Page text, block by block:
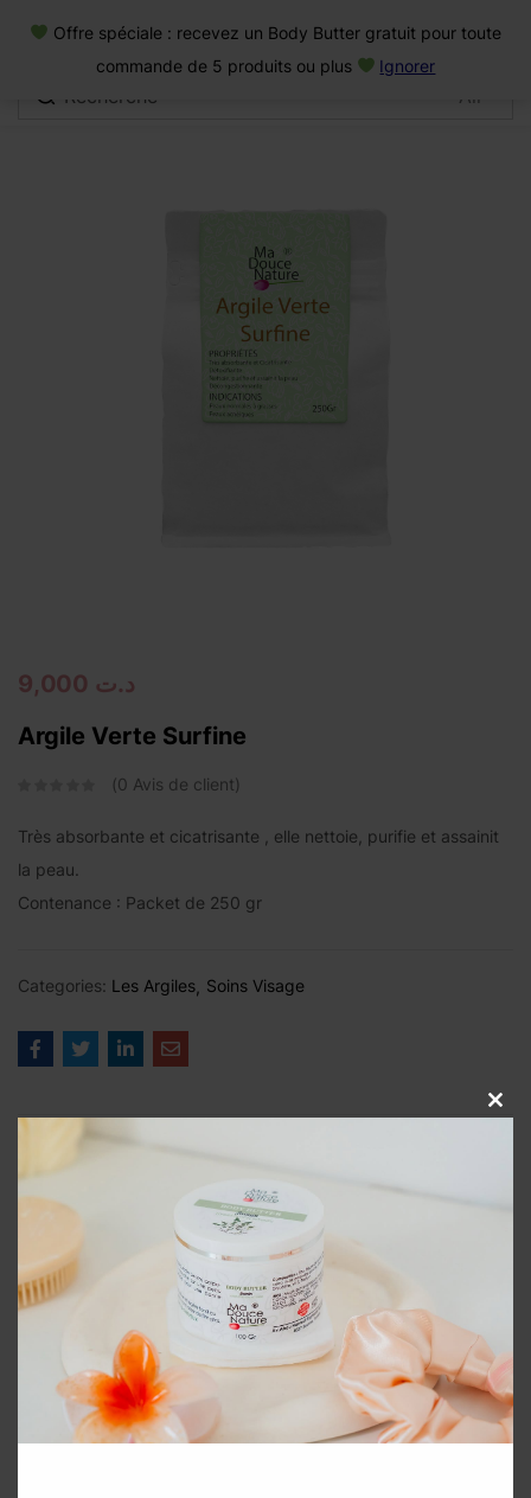
د.ت
Argile Verte Surfine
0 Avis de client
Très absorbante et cicatrisante , elle nettoie, purifie et assainit
la peau.
Contenance : Packet de 250 gr
Categories: Les Argiles Soins Visage
Description
Avis (0)
Produits apparentés
Close
Offre spéciale : recevez un Body Butter gratuit pour toute
commande de 5 produits ou plus
Ignorer
Connexion
Se souvenir de moi Mot de passe oublié
Se connecter
Créer un compte